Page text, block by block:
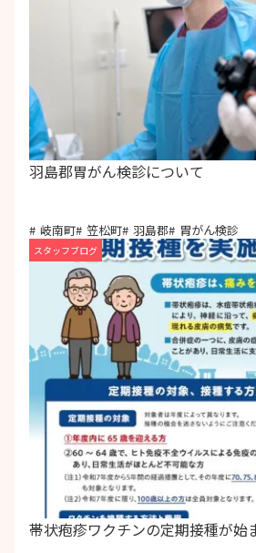
羽島郡胃がん検診について
岐南町
笠松町 羽島郡 胃がん検診
スタッフブログ
帯状疱疹ワクチンの定期接種が始